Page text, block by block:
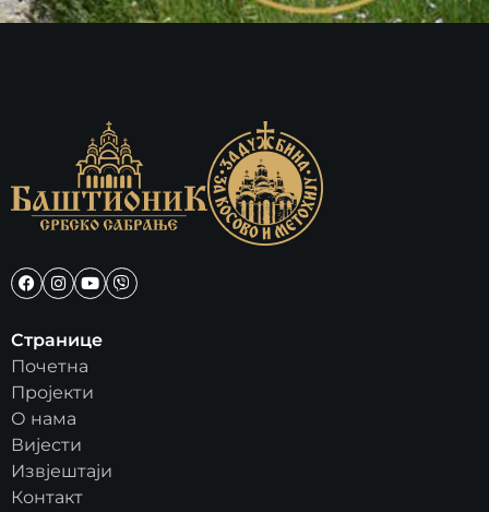
Странице
Почетна
Пројекти
О нама
Вијести
Извјештаји
Контакт